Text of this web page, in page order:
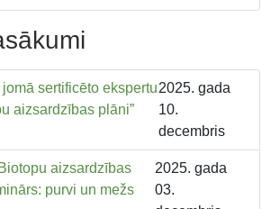
sertificēto ekspertu
aizsardzības plāni”
2025. gada
10.
decembris
aizsardzības
purvi un mežs
2025. gada
03.